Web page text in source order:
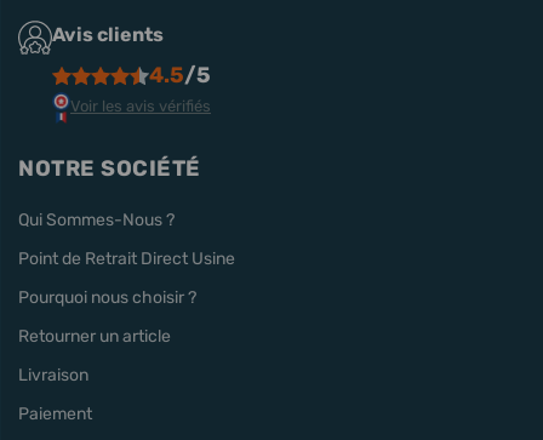
Avis clients
4.5/5
Voir les avis vérifiés
NOTRE SOCIÉTÉ
Qui Sommes-Nous ?
Point de Retrait Direct Usine
Pourquoi nous choisir ?
Retourner un article
Livraison
Paiement